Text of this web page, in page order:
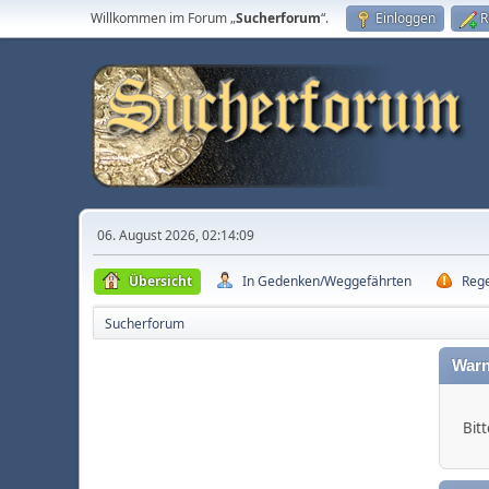
Willkommen im Forum „Sucherforum“. Einloggen
06. August 2026, 02:14:09
Übersicht In Gedenken/Weggefährten
Sucherforum